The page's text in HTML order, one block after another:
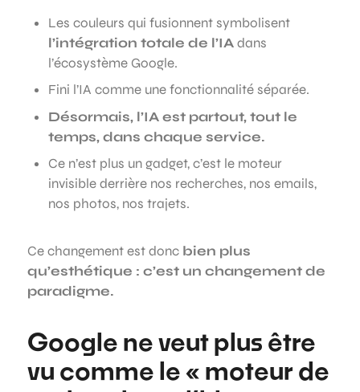
Les couleurs qui fusionnent symbolisent
l’intégration totale de l’IAdans
l’écosystème Google.
Fini l’IA comme une fonctionnalité séparée.
Désormais, l’IA est partout, tout le
temps, dans chaque service.
Ce n’est plus un gadget, c’est le moteur
invisible derrière nos recherches, nos emails,
nos photos, nos trajets.
Ce changement est donc bien plus
qu’esthétique : c’est un changement de
paradigme.
Google ne veut plus être
vu comme le « moteur de